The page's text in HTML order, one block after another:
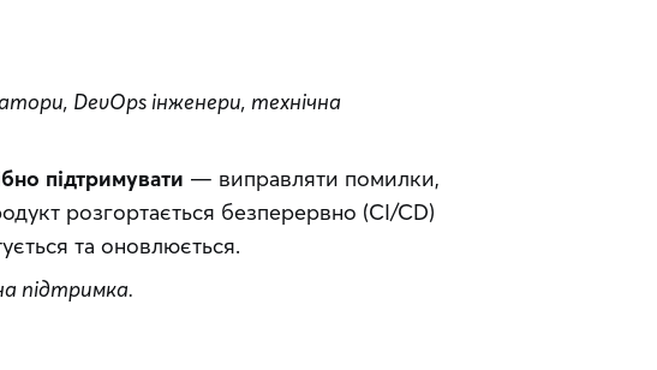
DevOps інженери, технічна
підтримувати — виправляти помилки,
розгортається безперервно (CI/CD)
та оновлюється.
підтримка.